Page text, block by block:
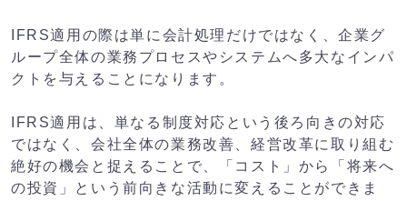
IFRS適用の際は単に会計処理だけではなく、企業グ
ループ全体の業務プロセスやシステムへ多大なインパ
クトを与えることになります。
IFRS適用は、単なる制度対応という後ろ向きの対応
ではなく、会社全体の業務改善、経営改革に取り組む
絶好の機会と捉えることで、「コスト」から「将来へ
の投資」という前向きな活動に変えることができま